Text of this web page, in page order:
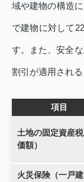
域や建物の構造
で建物に対して
す。また、安全
割引が適用される
項目
土地の固定資産
価額）
火災保険（一戸建